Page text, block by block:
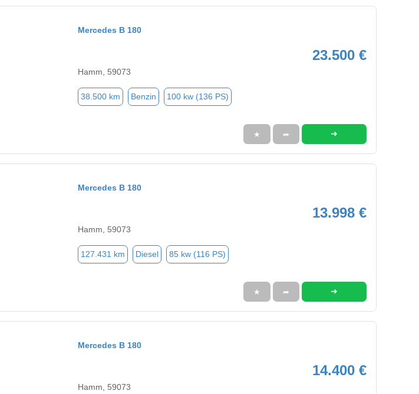
Mercedes B 180
23.500 €
Hamm, 59073
38.500 km Benzin 100 kw (136 PS)
★ ➦ ➜
Mercedes B 180
13.998 €
Hamm, 59073
127.431 km Diesel 85 kw (116 PS)
★ ➦ ➜
Mercedes B 180
14.400 €
Hamm, 59073